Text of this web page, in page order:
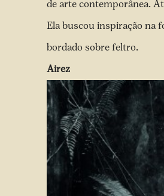
de arte contemporânea.
Ela buscou inspiração na
bordado sobre feltro.
Airez